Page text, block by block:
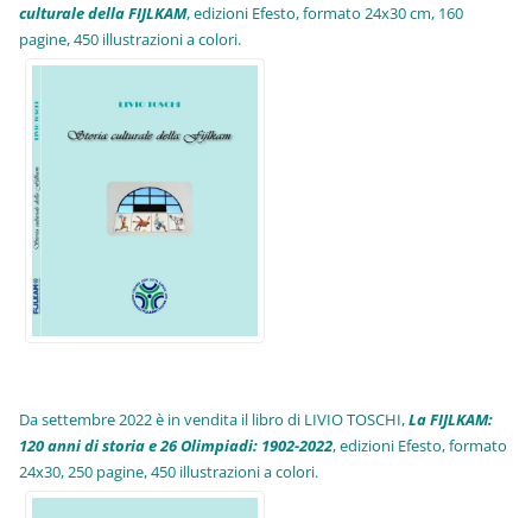
culturale della FIJLKAM, edizioni Efesto, formato 24x30 cm, 160
pagine, 450 illustrazioni a colori.
Da settembre 2022 è in vendita il libro di LIVIO TOSCHI,La FIJLKAM:
120 anni di storia e 26 Olimpiadi: 1902-2022, edizioni Efesto, formato
24x30, 250 pagine, 450 illustrazioni a colori.